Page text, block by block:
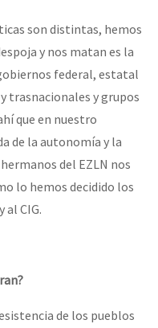
son distintas, hemos
y nos matan es la
federal, estatal
trasnacionales y grupos
que en nuestro
de la autonomía y la
del EZLN nos
lo hemos decidido los
al CIG.
de los pueblos